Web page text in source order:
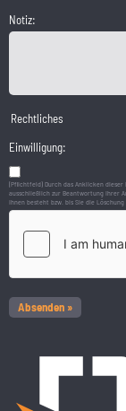
Notiz:
Rechtliches
Einwilligung:
(Pflichtfeld) Durch das Anklicken
ausschließlich zur Beantwortung Ihrer
Ihnen besteht bzw. bis Sie die